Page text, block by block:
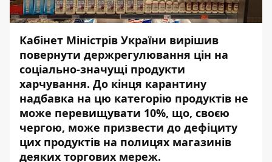
Кабінет Міністрів України вирішив
повернути держрегулювання цін на
соціально-значущі продукти
харчування. До кінця карантину
надбавка на цю категорію продуктів не
може перевищувати 10%, що, своєю
чергою, може призвести до дефіциту
цих продуктів на полицях магазинів
деяких торгових мереж.